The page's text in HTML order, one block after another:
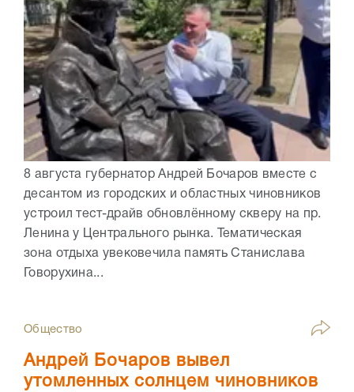
8 августа губернатор Андрей Бочаров вместе с
десантом из городских и областных чиновников
устроил тест-драйв обновлённому скверу на пр.
Ленина у Центрального рынка. Тематическая
зона отдыха увековечила память Станислава
Говорухина...
Общество
Андрей Бочаров вывел
утомленных солнцем чиновников